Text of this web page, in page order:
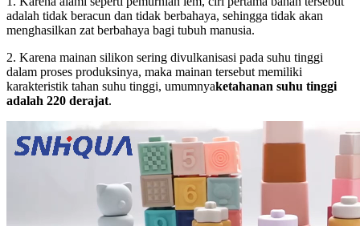
adalah tidak beracun dan tidak berbahaya, sehingga tidak akan
menghasilkan zat berbahaya bagi tubuh manusia.
2. Karena mainan silikon sering divulkanisasi pada suhu tinggi
dalam proses produksinya, maka mainan tersebut memiliki
karakteristik tahan suhu tinggi, umumnyaketahanan suhu tinggi
adalah 220 derajat.